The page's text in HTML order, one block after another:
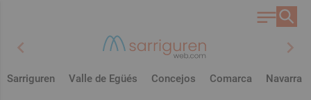
chevron_left chevron_right
Sarriguren Valle de Egüés Concejos Comarca Navarra